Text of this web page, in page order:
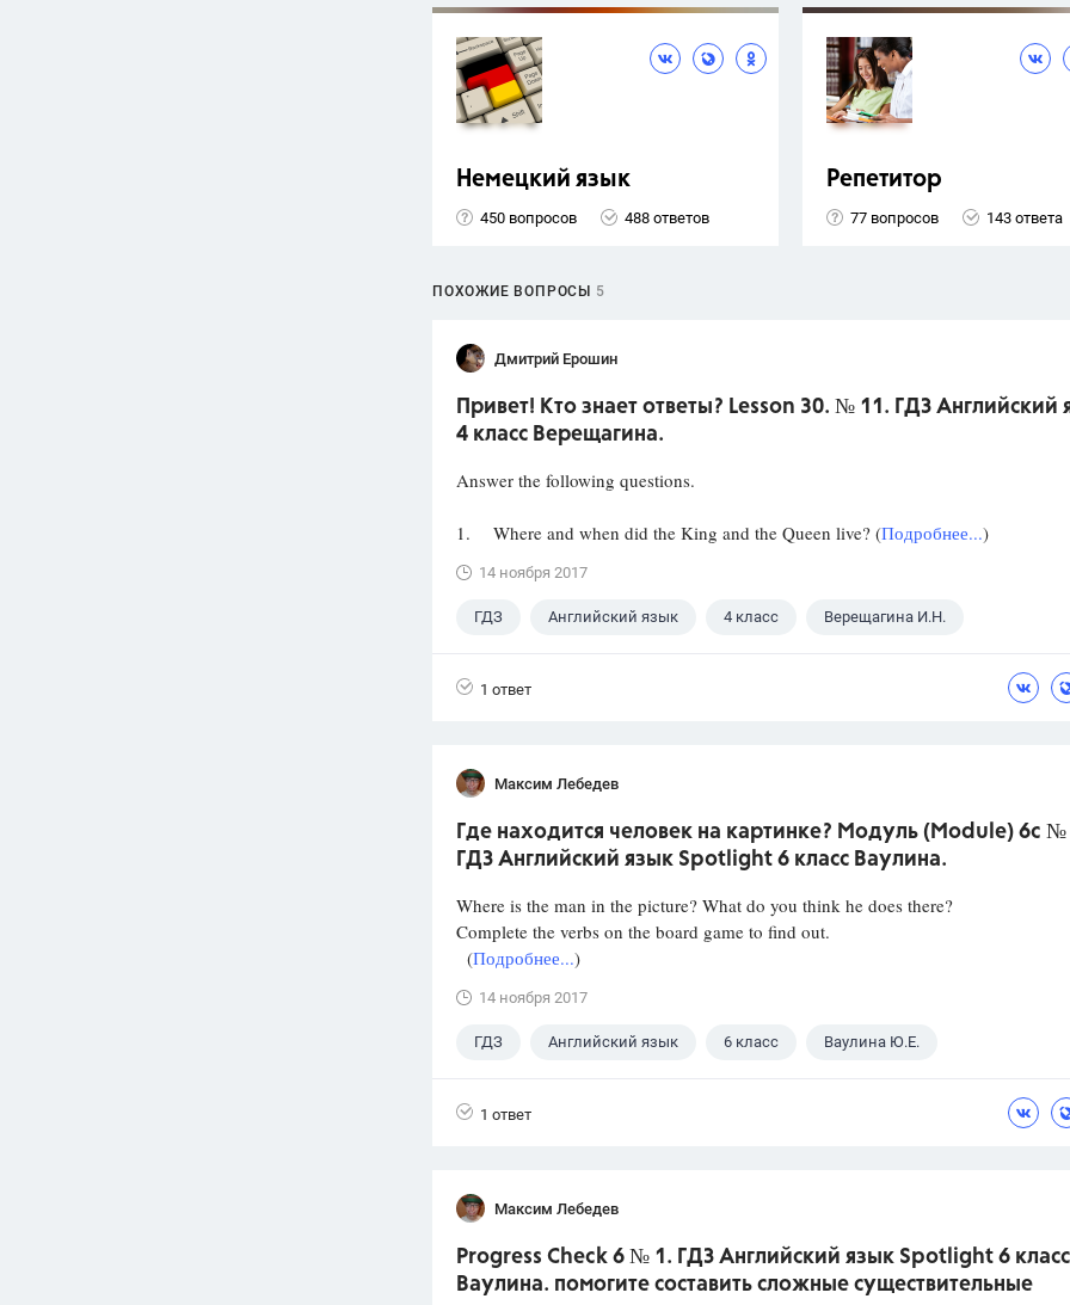
Немецкий язык
450 вопросов 488 ответов
Репетитор
77 вопросов 143 ответа
ПОХОЖИЕ ВОПРОСЫ 5
Дмитрий Ерошин
Привет! Кто знает ответы? Lesson 30. № 11. ГДЗ Английский
4 класс Верещагина.
Answer the following questions.
1. Where and when did the King and the Queen live? (Подробнее...)
14 ноября 2017
ГДЗ Английский язык 4 класс Верещагина И.Н.
1 ответ
Максим Лебедев
Где находится человек на картинке? Модуль (Module) 6c №
ГДЗ Английский язык Spotlight 6 класс Ваулина.
Where is the man in the picture? What do you think he does there?
Complete the verbs on the board game to find out.
(Подробнее...)
14 ноября 2017
ГДЗ Английский язык 6 класс Ваулина Ю.Е.
1 ответ
Максим Лебедев
Progress Check 6 № 1. ГДЗ Английский язык Spotlight 6 класс
Ваулина. помогите составить сложные существительные